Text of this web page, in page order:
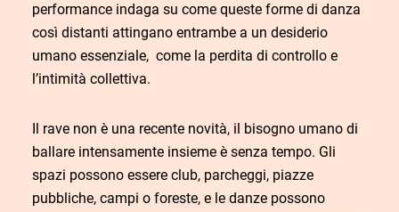
performance indaga su come queste forme di danza
così distanti attingano entrambe a un desiderio
umano essenziale, come la perdita di controllo e
l’intimità collettiva.
Il rave non è una recente novità, il bisogno umano di
ballare intensamente insieme è senza tempo. Gli
spazi possono essere club, parcheggi, piazze
pubbliche, campi o foreste, e le danze possono